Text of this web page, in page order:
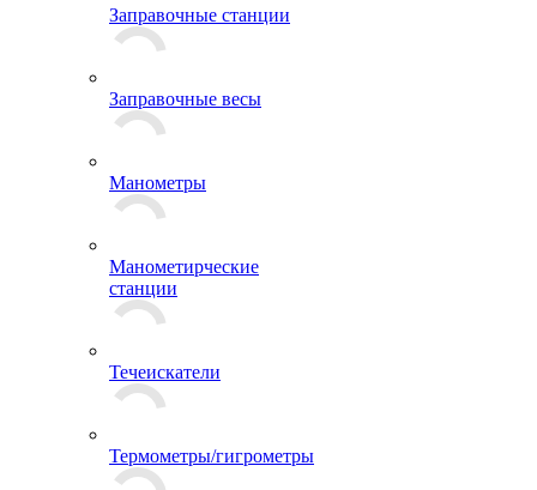
Заправочные станции
Заправочные весы
Манометры
Манометирческие
станции
Течеискатели
Термометры/гигрометры